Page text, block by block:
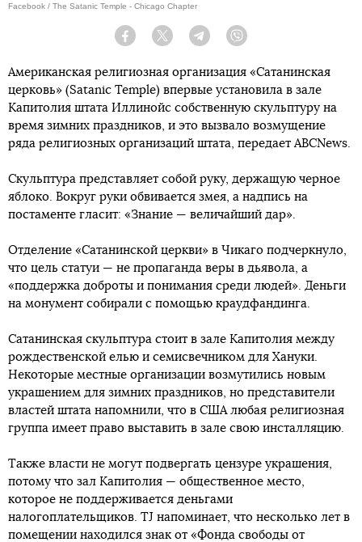
Facebook / The Satanic Temple - Chicago Chapter
Facebook Twitter Telegram
Американская религиозная организация «Сатанинская
церковь» (Satanic Temple) впервые установила в зале
Капитолия штата Иллинойс собственную скульптуру на
время зимних праздников, и это вызвало возмущение
ряда религиозных организаций штата, передает ABCNews.
Скульптура представляет собой руку, держащую черное
яблоко. Вокруг руки обвивается змея, а надпись на
постаменте гласит: «Знание — величайший дар».
Отделение «Сатанинской церкви» в Чикаго подчеркнуло,
что цель статуи — не пропаганда веры в дьявола, а
«поддержка доброты и понимания среди людей». Деньги
на монумент собирали с помощью краудфандинга.
Сатанинская скульптура стоит в зале Капитолия между
рождественской елью и семисвечником для Хануки.
Некоторые местные организации возмутились новым
украшением для зимних праздников, но представители
властей штата напомнили, что в США любая религиозная
группа имеет право выставить в зале свою инсталляцию.
Также власти не могут подвергать цензуре украшения,
потому что зал Капитолия — общественное место,
которое не поддерживается деньгами
налогоплательщиков. TJ напоминает, что несколько лет в
помещении находился знак от «Фонда свободы от